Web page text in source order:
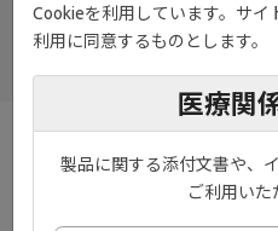
Cookieを利用しています。サイ
利用に同意するものとします。
医療関
製品に関する添付文書や、
ご利用いた